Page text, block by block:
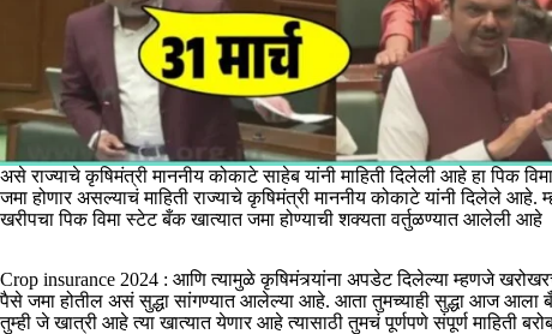
असे राज्याचे कृषिमंत्री माननीय कोकाटे साहेब यांनी माहिती दिलेली आहे हा पिक
जमा होणार असल्याचं माहिती राज्याचे कृषिमंत्री माननीय कोकाटे यांनी दिलेले
खरीपचा पिक विमा स्टेट बँक खात्यात जमा होण्याची शक्यता वर्तुळण्यात आलेली आहे
Crop insurance 2024 : आणि त्यामुळे कृषिमंत्र्यांना अपडेट दिलेल्या म्हणजे
पैसे जमा होतील असं सुद्धा सांगण्यात आलेल्या आहे. आता तुमच्याही सुद्धा आज
तुम्ही जे खात्री आहे त्या खात्यात येणार आहे त्यासाठी तुमचं पूर्णपणे संपूर्ण माहिती